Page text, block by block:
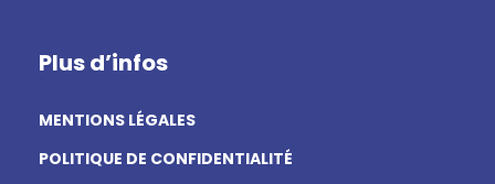
Plus d’infos
MENTIONS LÉGALES
POLITIQUE DE CONFIDENTIALITÉ